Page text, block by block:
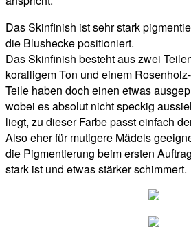
Das Skinfinish ist sehr stark
die Blushecke positioniert.
Das Skinfinish besteht aus zwei
koralligem Ton und einem
Teile haben doch einen etwas
wobei es absolut nicht speckig
liegt, zu dieser Farbe passt einfach
Also eher für mutigere Mädels
die Pigmentierung beim ersten
stark ist und etwas stärker schimmert.